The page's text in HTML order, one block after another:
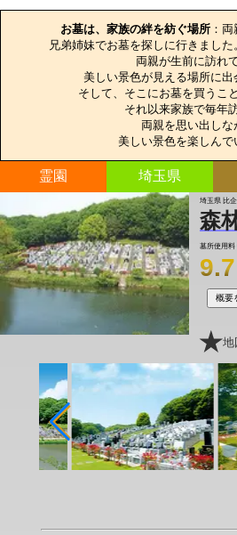
お墓は、家族の絆を紡ぐ場所 ：
兄弟姉妹でお墓を探しに行きました
両親が生前に訪れ
美しい景色が見える場所に出
そして、そこにお墓を買うこ
それ以来家族で毎年訪
両親を思い出しな
美しい景色を楽しんで
霊園 埼玉県
埼玉県 比
森
墓所使用料
9.7
概要
地